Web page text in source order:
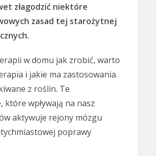
złagodzić niektóre
zasad tej starożytnej
w domu jak zrobić, warto
i jakie ma zastosowania.
z roślin. Te
wpływają na nasz
aktywuje rejony mózgu
poprawy